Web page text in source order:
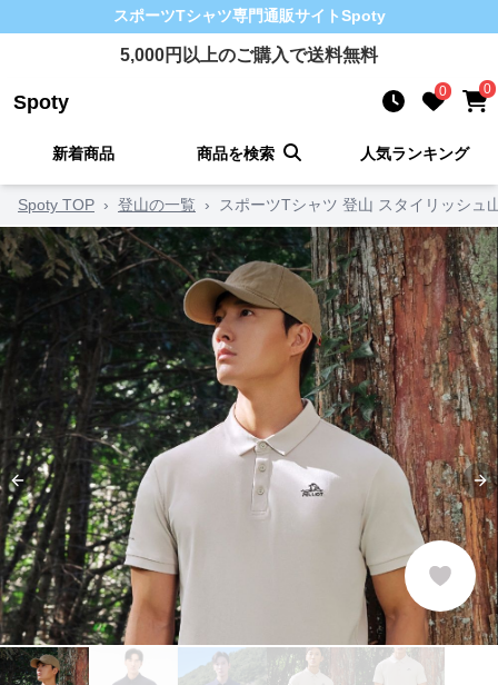
スポーツTシャツ専門通販サイトSpoty
5,000円以上のご購入で送料無料
Spoty 0 0
新着商品 商品を検索 人気ランキング
Spoty TOP › 登山の一覧 › スポーツTシャツ 登山 スタイリッシュ
Previous slide